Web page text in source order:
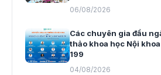
06/08/2026
Các chuyên gia đầu
thảo khoa học Nội
199
04/08/2026